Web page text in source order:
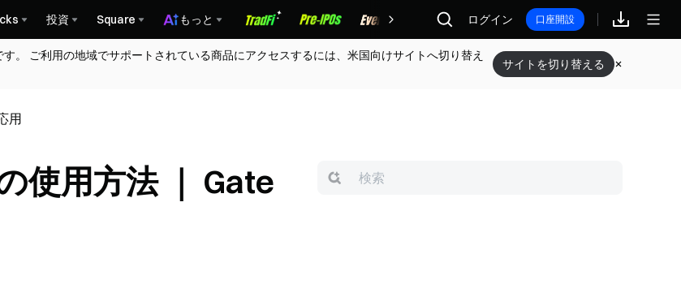
投資 Square もっと 報酬 ログイン 口座開設
。 ご利用の地域でサポートされている商品にアクセスするには、米国向けサイトへ切り替え
サイトを切り替える
用
使用方法 ｜ Gate